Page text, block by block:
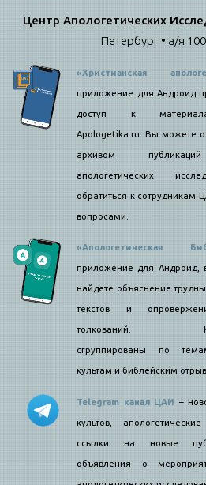
Центр Апологетических
Петербург • а/я
«Христианская
приложение для Андроид
доступ к
Apologetika.ru. Вы можете
архивом
апологетических
обратиться к сотрудникам
вопросами.
«Апологетическая
приложение для Андроид,
найдете объяснение
текстов и
толкований.
сгруппированы по
культам и библейским
Telegram канал ЦАИ –
культов,
ссылки на новые
объявления о